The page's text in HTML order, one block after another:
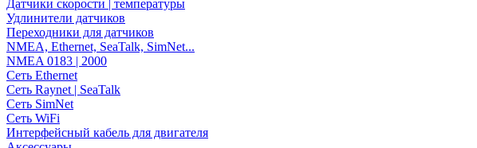
Датчики скорости | температуры
Удлинители датчиков
Переходники для датчиков
NMEA, Ethernet, SeaTalk, SimNet...
NMEA 0183 | 2000
Сеть Ethernet
Сеть Raynet | SeaTalk
Сеть SimNet
Сеть WiFi
Интерфейсный кабель для двигателя